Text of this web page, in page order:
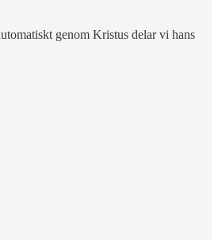
genom Kristus delar vi hans